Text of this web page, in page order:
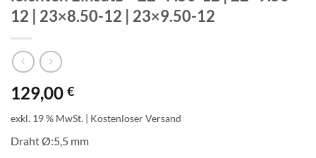
12 | 23×8.50-12 | 23×9.50-12
129,00 €
exkl. 19 % MwSt. | Kostenloser Versand
Draht Ø:5,5 mm